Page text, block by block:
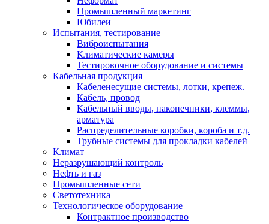
Промышленный маркетинг
Юбилеи
Испытания, тестирование
Виброиспытания
Климатические камеры
Тестировочное оборудование и системы
Кабельная продукция
Кабеленесущие системы, лотки, крепеж.
Кабель, провод
Кабельный вводы, наконечники, клеммы,
арматура
Распределительные коробки, короба и т.д.
Трубные системы для прокладки кабелей
Климат
Неразрушающий контроль
Нефть и газ
Промышленные сети
Светотехника
Технологическое оборудование
Контрактное производство